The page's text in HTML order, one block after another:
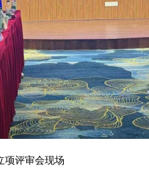
项评审会现场